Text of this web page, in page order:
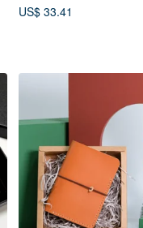
US$ 33.41